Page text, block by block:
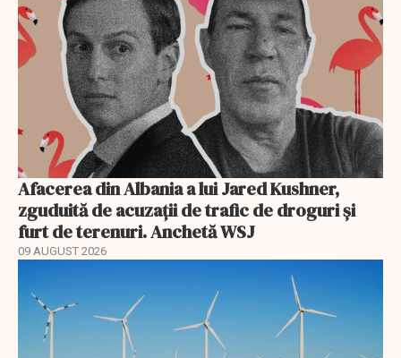
Afacerea din Albania a lui Jared Kushner,
zguduită de acuzații de trafic de droguri și
furt de terenuri. Anchetă WSJ
09 AUGUST 2026